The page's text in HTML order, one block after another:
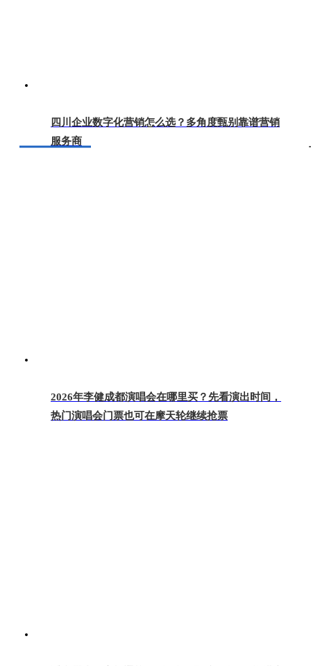
四川企业数字化营销怎么选？多角度甄别靠谱营销
服务商
2026年李健成都演唱会在哪里买？先看演出时间，
热门演唱会门票也可在摩天轮继续抢票